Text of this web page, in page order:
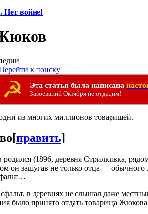
Нет войне!
к поиску
☭ Эта статья была написана
Завоеваний Октября не отдадим!
из многих миллионов товарищей.
[править]
(1896, деревня Стрилкивка,
он зашугав не только отца —
в деревнях не слышал даже
было принято отдать товарища